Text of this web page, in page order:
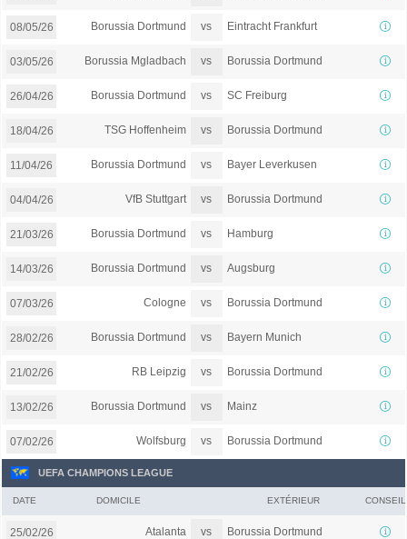
08/05/26 Borussia Dortmund vs Eintracht Frankfurt
03/05/26 Borussia Mgladbach vs Borussia Dortmund
26/04/26 Borussia Dortmund vs SC Freiburg
18/04/26 TSG Hoffenheim vs Borussia Dortmund
11/04/26 Borussia Dortmund vs Bayer Leverkusen
04/04/26 VfB Stuttgart vs Borussia Dortmund
21/03/26 Borussia Dortmund vs Hamburg
14/03/26 Borussia Dortmund vs Augsburg
07/03/26 Cologne vs Borussia Dortmund
28/02/26 Borussia Dortmund vs Bayern Munich
21/02/26 RB Leipzig vs Borussia Dortmund
13/02/26 Borussia Dortmund vs Mainz
07/02/26 Wolfsburg vs Borussia Dortmund
UEFA CHAMPIONS LEAGUE
DATE DOMICILE EXTÉRIEUR CONSEIL
25/02/26 Atalanta vs Borussia Dortmund